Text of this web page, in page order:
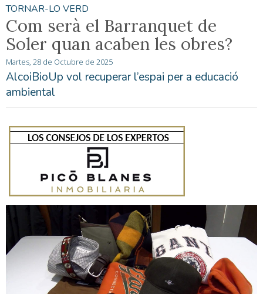
TORNAR-LO VERD
Com serà el Barranquet de
Soler quan acaben les obres?
Martes, 28 de Octubre de 2025
AlcoiBioUp vol recuperar l’espai per a educació
ambiental